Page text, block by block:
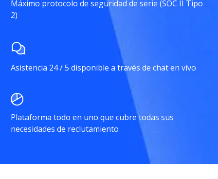
Máximo protocolo de seguridad de serie (SOC II Tipo
2)
Asistencia 24 / 5 disponible a través de chat en vivo
Plataforma todo en uno que cubre todas sus
necesidades de reclutamiento